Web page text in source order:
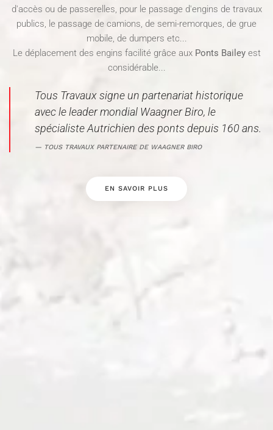
d'accès ou de passerelles, pour le passage d'engins de travaux
publics, le passage de camions, de semi-remorques, de grue
mobile, de dumpers etc...
Le déplacement des engins facilité grâce aux Ponts Baileyest
considérable...
Tous Travaux signe un partenariat historique
avec le leader mondial Waagner Biro, le
spécialiste Autrichien des ponts depuis 160 ans.
TOUS TRAVAUX PARTENAIRE DE WAAGNER BIRO
EN SAVOIR PLUS